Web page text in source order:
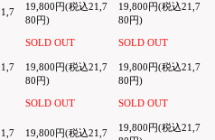
19,800円(税込21,7
80円)
SOLD OUT
19,800円(税込21,7
80円)
SOLD OUT
19,800円(税込21,7
80円)
SOLD OUT
19,800円(税込21,7
80円)
SOLD OUT
19,800円(税込21,7
19,800円(税込21,7